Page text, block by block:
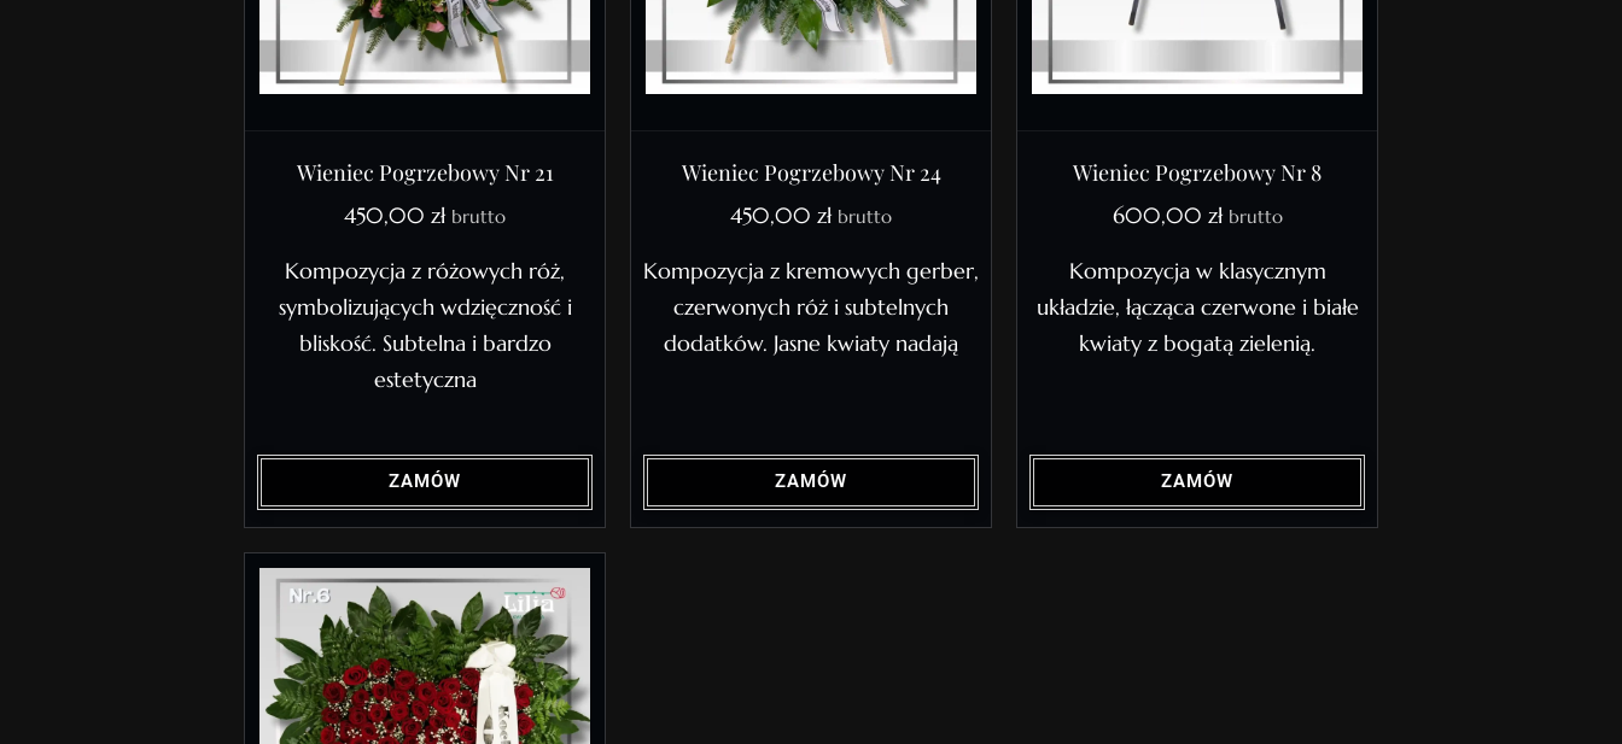
Wieniec Pogrzebowy Nr 21
450,00 zł brutto
Kompozycja z różowych róż,
symbolizujących wdzięczność i
bliskość. Subtelna i bardzo
estetyczna
ZAMÓW
Wieniec Pogrzebowy Nr 24
450,00 zł brutto
Kompozycja z kremowych gerber,
czerwonych róż i subtelnych
dodatków. Jasne kwiaty nadają
ZAMÓW
Wieniec Pogrzebowy Nr 8
600,00 zł brutto
Kompozycja w klasycznym
układzie, łącząca czerwone i białe
kwiaty z bogatą zielenią.
ZAMÓW